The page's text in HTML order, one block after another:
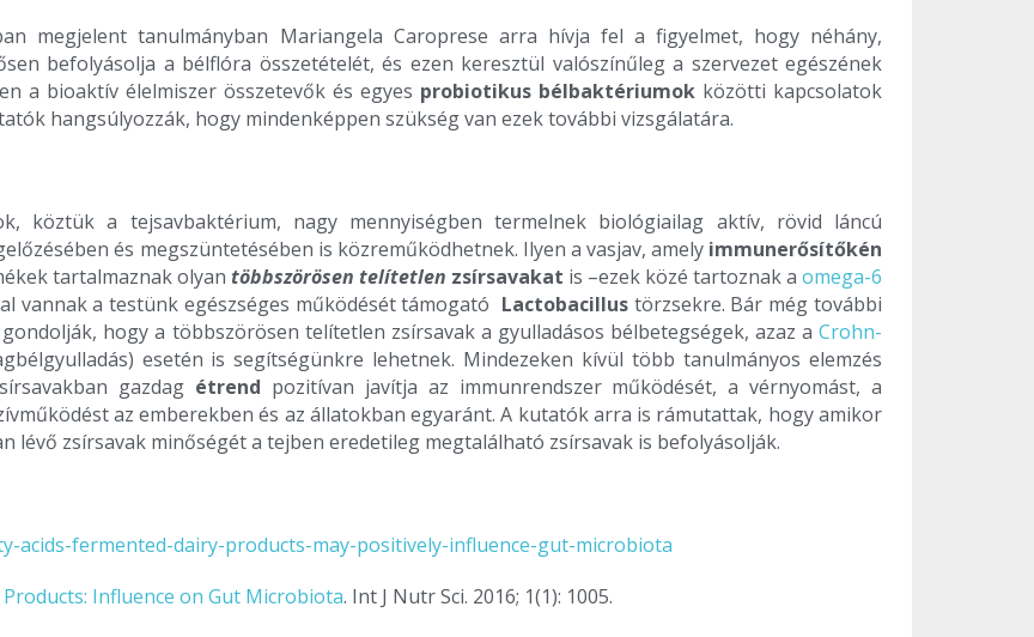
megjelent tanulmányban Mariangela Caroprese arra hívja fel a figyelmet, hogy néhány,
befolyásolja a bélflóra összetételét, és ezen keresztül valószínűleg a szervezet egészének
a bioaktív élelmiszer összetevők és egyes probiotikus bélbaktériumok közötti kapcsolatok
hangsúlyozzák, hogy mindenképpen szükség van ezek további vizsgálatára.
köztük a tejsavbaktérium, nagy mennyiségben termelnek biológiailag aktív, rövid láncú
és megszüntetésében is közreműködhetnek. Ilyen a vasjav, amely immunerősítőkén
tartalmaznak olyan többszörösen telítetlen zsírsavakat is –ezek közé tartoznak a omega-6
vannak a testünk egészséges működését támogató Lactobacillustörzsekre. Bár még további
hogy a többszörösen telítetlen zsírsavak a gyulladásos bélbetegségek, azaz a Crohn-
esetén is segítségünkre lehetnek. Mindezeken kívül több tanulmányos elemzés
gazdag étrend pozitívan javítja az immunrendszer működését, a vérnyomást, a
az emberekben és az állatokban egyaránt. A kutatók arra is rámutattak, hogy amikor
lévő zsírsavak minőségét a tejben eredetileg megtalálható zsírsavak is befolyásolják.
fermented-dairy-products-may-positively-influence-gut-microbiota
Influence on Gut Microbiota. Int J Nutr Sci. 2016; 1(1): 1005.